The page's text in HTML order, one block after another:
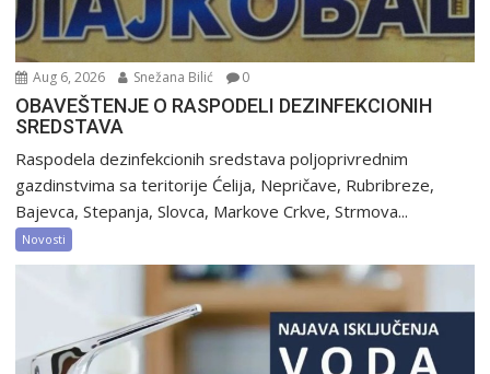
Aug 6, 2026 Snežana Bilić 0
OBAVEŠTENJE O RASPODELI DEZINFEKCIONIH
SREDSTAVA
Raspodela dezinfekcionih sredstava poljoprivrednim
gazdinstvima sa teritorije Ćelija, Nepričave, Rubribreze,
Bajevca, Stepanja, Slovca, Markove Crkve, Strmova...
Novosti